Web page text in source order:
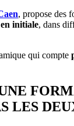
, propose des
initiale, dans
qui compte
LES